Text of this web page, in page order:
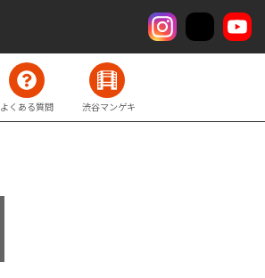
よくある質問 渋谷マンゲキ